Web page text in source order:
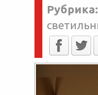
Рубрика: